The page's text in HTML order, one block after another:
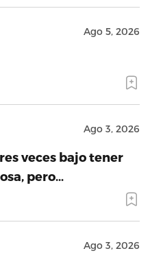
Ago 5, 2026
Ago 3, 2026
veces bajo tener
pero…
Ago 3, 2026